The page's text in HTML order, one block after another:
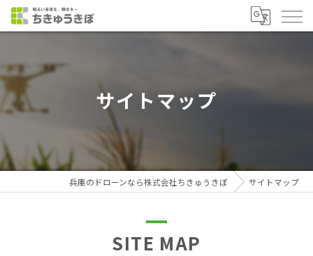
サイトマップ
兵庫のドローンなら株式会社ちきゅうきぼ サイトマップ
SITE MAP